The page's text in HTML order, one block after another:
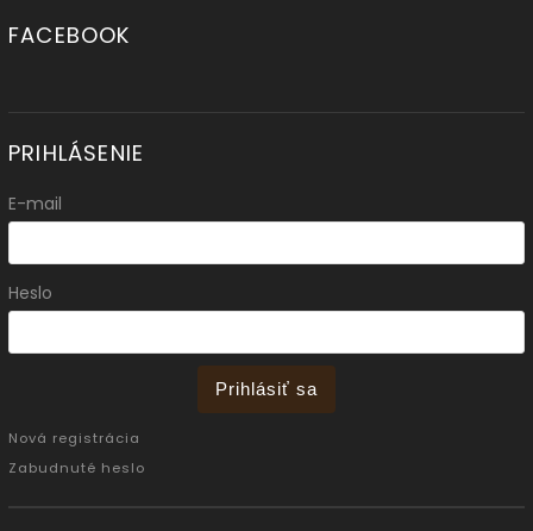
FACEBOOK
PRIHLÁSENIE
E-mail
Heslo
Prihlásiť sa
Nová registrácia
Zabudnuté heslo